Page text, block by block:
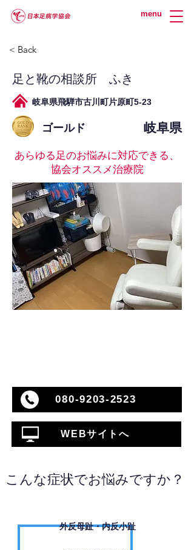
menu
< Back
足と靴の相談所 ふき
岐阜県飛騨市古川町片原町5-23
ゴールド 岐阜県
あらゆる足のお悩みに対応できる、
協会オススメ治療院
080-9203-2523
WEBサイトへ
こんな症状でお悩みですか？
外反母趾・内反小趾